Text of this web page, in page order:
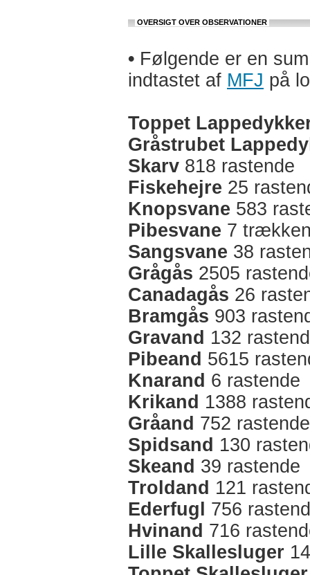
OVERSIGT OVER OBSERVATIONER
• Følgende er en
indtastet af MFJ på
Toppet
Gråstrubet
Skarv 818 rastende
Fiskehejre 25
Knopsvane 583
Pibesvane 7
Sangsvane 38
Grågås 2505
Canadagås 26
Bramgås 903
Gravand 132
Pibeand 5615
Knarand 6 rastende
Krikand 1388
Gråand 752 rastende
Spidsand 130
Skeand 39 rastende
Troldand 121
Ederfugl
756
Hvinand 716
Lille Skallesluger